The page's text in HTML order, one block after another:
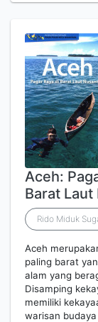
Aceh:
Barat Laut
Rido Miduk
Aceh
paling barat
alam yang
Disamping
memiliki
warisan